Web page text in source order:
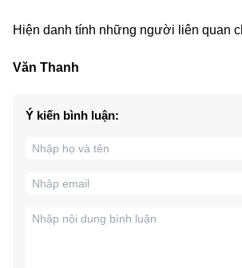
Hiện danh tính những người liên quan
Văn Thanh
Ý kiến bình luận: